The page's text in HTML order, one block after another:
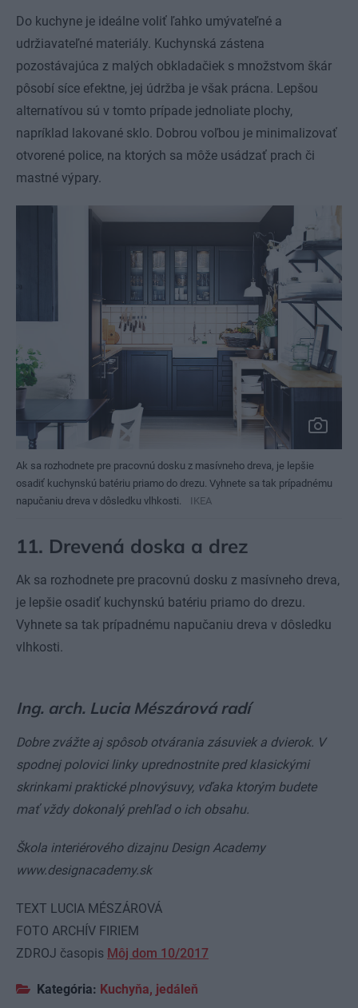
Do kuchyne je ideálne voliť ľahko umývateľné a
udržiavateľné materiály. Kuchynská zástena
pozostávajúca z malých obkladačiek s množstvom škár
pôsobí síce efektne, jej údržba je však prácna. Lepšou
alternatívou sú v tomto prípade jednoliate plochy,
napríklad lakované sklo. Dobrou voľbou je minimalizovať
otvorené police, na ktorých sa môže usádzať prach či
mastné výpary.
Ak sa rozhodnete pre pracovnú dosku z masívneho dreva, je lepšie
osadiť kuchynskú batériu priamo do drezu. Vyhnete sa tak prípadnému
napučaniu dreva v dôsledku vlhkosti.
IKEA
11. Drevená doska a drez
Ak sa rozhodnete pre pracovnú dosku z masívneho dreva,
je lepšie osadiť kuchynskú batériu priamo do drezu.
Vyhnete sa tak prípadnému napučaniu dreva v dôsledku
vlhkosti.
Ing. arch. Lucia Mészárová radí
Dobre zvážte aj spôsob otvárania zásuviek a dvierok. V
spodnej polovici linky uprednostnite pred klasickými
skrinkami praktické plnovýsuvy, vďaka ktorým budete
mať vždy dokonalý prehľad o ich obsahu.
Škola interiérového dizajnu Design Academy
www.designacademy.sk
TEXT LUCIA MÉSZÁROVÁ
FOTO ARCHÍV FIRIEM
ZDROJ časopis Môj dom 10/2017
Kategória: Kuchyňa, jedáleň